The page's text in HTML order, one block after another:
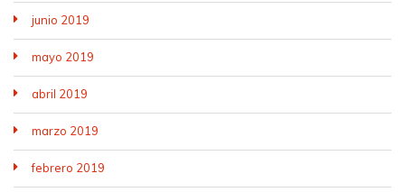
junio 2019
mayo 2019
abril 2019
marzo 2019
febrero 2019